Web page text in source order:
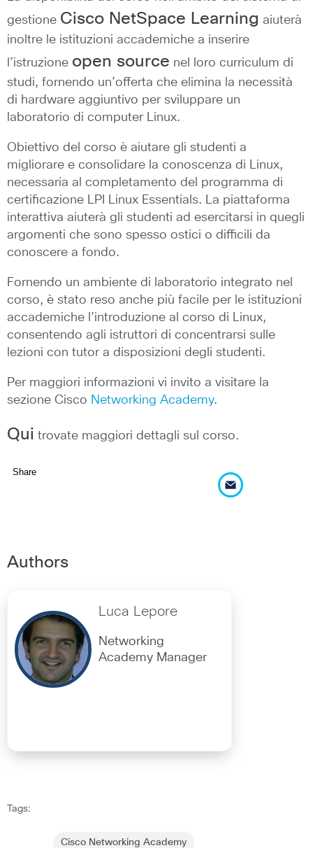
gestione Cisco NetSpace Learning aiuterà
inoltre le istituzioni accademiche a inserire
l’istruzione open source nel loro curriculum di
studi, fornendo un’offerta che elimina la necessità
di hardware aggiuntivo per sviluppare un
laboratorio di computer Linux.
Obiettivo del corso è aiutare gli studenti a
migliorare e consolidare la conoscenza di Linux,
necessaria al completamento del programma di
certificazione LPI Linux Essentials. La piattaforma
interattiva aiuterà gli studenti ad esercitarsi in quegli
argomenti che sono spesso ostici o difficili da
conoscere a fondo.
Fornendo un ambiente di laboratorio integrato nel
corso, è stato reso anche più facile per le istituzioni
accademiche l’introduzione al corso di Linux,
consentendo agli istruttori di concentrarsi sulle
lezioni con tutor a disposizioni degli studenti.
Per maggiori informazioni vi invito a visitare la
sezione Cisco Networking Academy.
Qui trovate maggiori dettagli sul corso.
Share
Authors
Luca Lepore
Networking
Academy Manager
Tags:
Cisco Networking Academy